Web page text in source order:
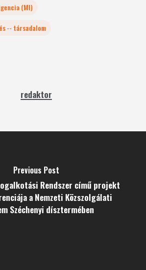
(MI)
-- társadalom
redaktor
Previous Post
Rendszer című projekt
a Nemzeti Közszolgálati
Széchenyi dísztermében